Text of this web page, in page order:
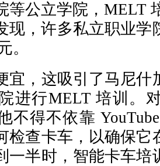
等公立学院，MELT
现，许多私立职业学
。
宜，这吸引了马尼什
进行MELT 培训。
不得不依靠
检查卡车，以确保它
一半时，智能卡车培